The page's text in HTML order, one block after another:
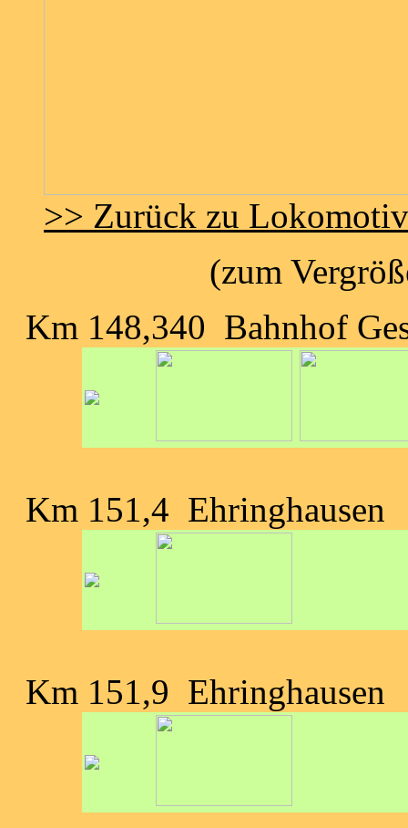
>> Zurück zu
(zum
Km 148,340 Bahnhof
Km 151,4 Ehringhausen
Km 151,9 Ehringhausen